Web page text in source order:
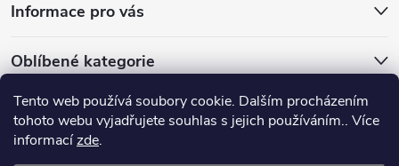
Tento web používá soubory cookie. Dalším procházením
tohoto webu vyjadřujete souhlas s jejich používáním.. Více
informacízde.
Informace pro vás
Oblíbené kategorie
Přijímáme online platby